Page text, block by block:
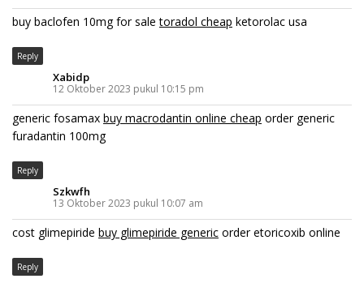
buy baclofen 10mg for saletoradol cheap ketorolac usa
Reply
Xabidp
12 Oktober 2023 pukul 10:15 pm
generic fosamax buy macrodantin online cheap order generic
furadantin 100mg
Reply
Szkwfh
13 Oktober 2023 pukul 10:07 am
cost glimepiride buy glimepiride generic order etoricoxib online
Reply